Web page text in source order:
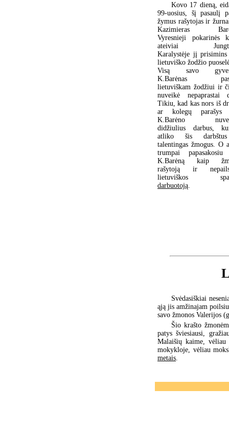
Kovo 17 dieną,
99-uosius, šį pasaulį
žymus rašytojas ir
Kazimieras
Vyresnieji pokarinės
ateiviai
Karalystėje jį
lietuviško žodžio
Visą savo
K.Barėnas
lietuviškam žodžiui ir
nuveikė nepaprastai
Tikiu, kad kas nors iš
ar kolegų parašys
K.Barėno
didžiulius darbus,
atliko šis
talentingas žmogus. O
trumpai papasakosiu
K.Barėną kaip
rašytoją ir
lietuviškos
darbuotoją
Svėdasiškiai
ąją jis amžinajam
savo žmonos Valerijos
Šio krašto
patys šviesiausi,
Malaišių kaime, vėliau
mokykloje, vėliau
metais